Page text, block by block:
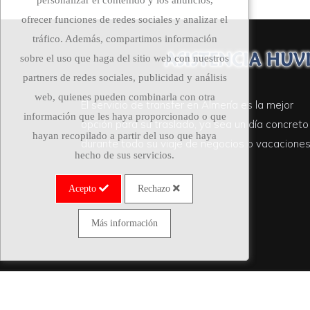
El servicio detransfer en Almería
es la mejor
opción para su traslado, ya sea un día
durante todo su viaje de negocios o
ofrecer funciones de redes sociales y analizar el
tráfico. Además, compartimos información
sobre el uso que haga del sitio web con nuestros
partners de redes sociales, publicidad y análisis
web, quienes pueden combinarla con otra
información que les haya proporcionado o que
hayan recopilado a partir del uso que haya
hecho de sus servicios.
Acepto Rechazo
Más información